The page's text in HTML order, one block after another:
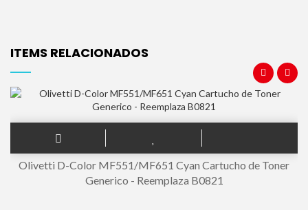
ITEMS RELACIONADOS
Olivetti D-Color MF551/MF651 Cyan Cartucho de Toner
Generico - Reemplaza B0821